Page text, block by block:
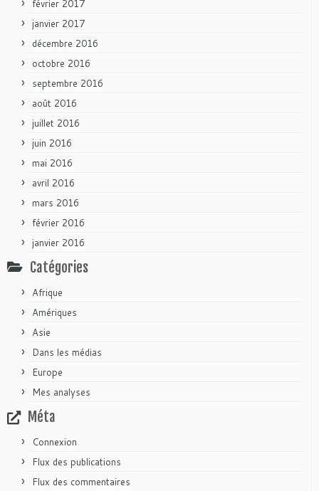
février 2017
janvier 2017
décembre 2016
octobre 2016
septembre 2016
août 2016
juillet 2016
juin 2016
mai 2016
avril 2016
mars 2016
février 2016
janvier 2016
Catégories
Afrique
Amériques
Asie
Dans les médias
Europe
Mes analyses
Méta
Connexion
Flux des publications
Flux des commentaires